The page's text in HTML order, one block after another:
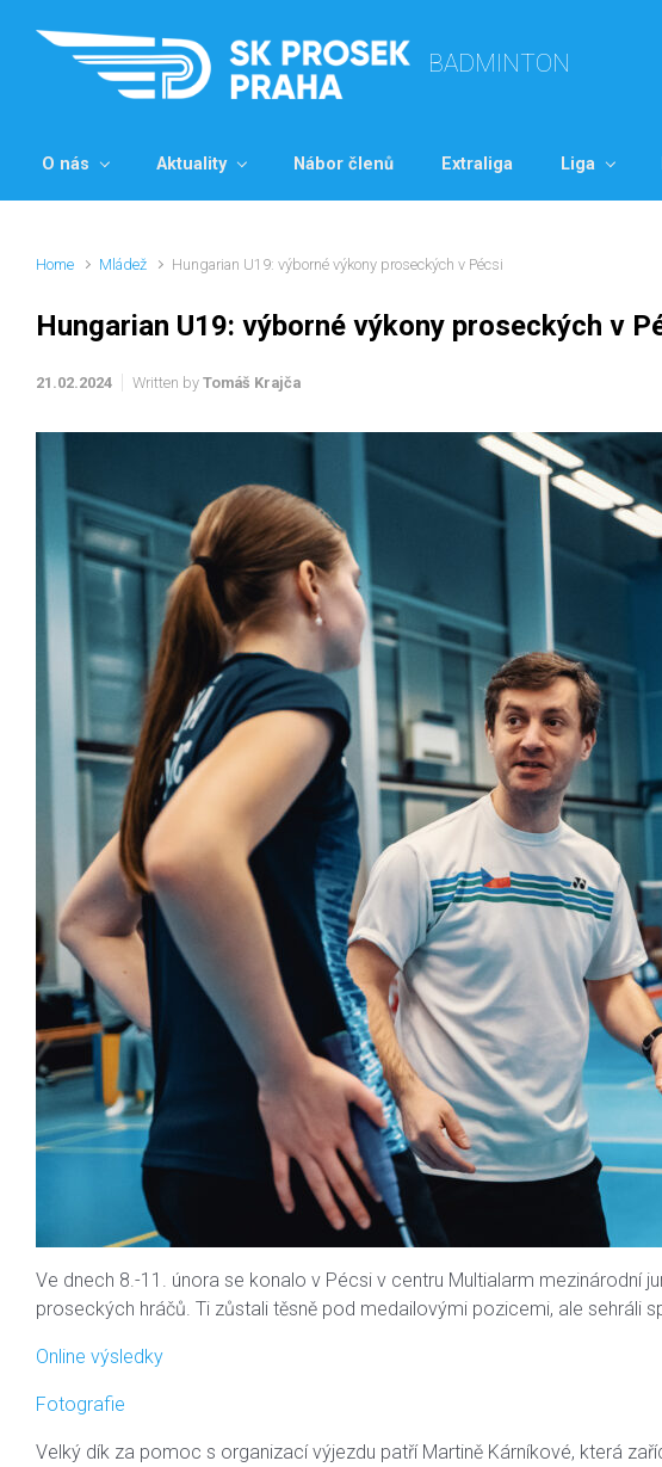
Skip to main content
BADMINTON
O nás Aktuality Nábor členů Extraliga Liga
Home Mládež Hungarian U19: výborné výkony proseckých v Pécsi
Hungarian U19: výborné výkony proseckých v
21.02.2024 Written by Tomáš Krajča
Ve dnech 8.-11. února se konalo v Pécsi v centru Multialarm mezinárodní
proseckých hráčů. Ti zůstali těsně pod medailovými pozicemi, ale sehráli
Online výsledky
Fotografie
Velký dík za pomoc s organizací výjezdu patří Martině Kárníkové, která